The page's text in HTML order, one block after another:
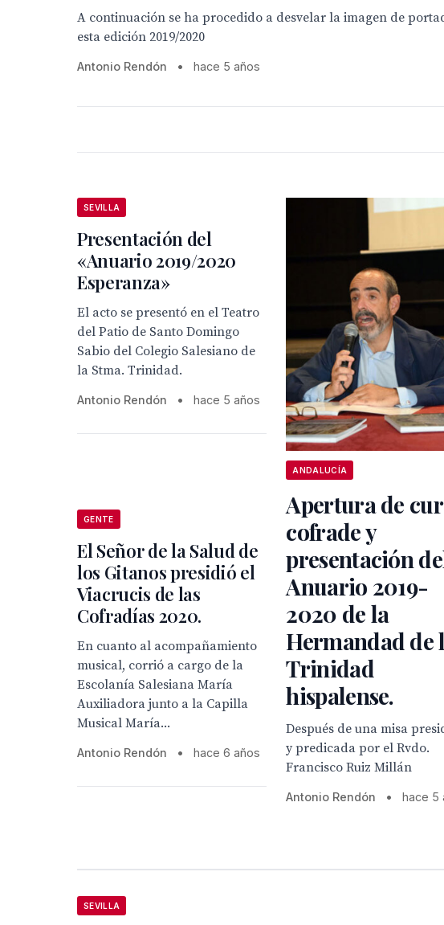
A continuación se ha procedido a desvelar la imagen de
esta edición 2019/2020
Antonio Rendón • hace 5 años
SEVILLA
Presentación del
«Anuario 2019/2020
Esperanza»
El acto se presentó en el Teatro
del Patio de Santo Domingo
Sabio del Colegio Salesiano de
la Stma. Trinidad.
Antonio Rendón • hace 5 años
ANDALUCÍA
Apertura de
cofrade y
presentación
Anuario 2019-
2020 de la
Hermandad de
Trinidad
hispalense.
Después de una misa
y predicada por el Rvdo.
Francisco Ruiz Millán
Antonio Rendón • hace 5
GENTE
El Señor de la Salud de
los Gitanos presidió el
Viacrucis de las
Cofradías 2020.
En cuanto al acompañamiento
musical, corrió a cargo de la
Escolanía Salesiana María
Auxiliadora junto a la Capilla
Musical María...
Antonio Rendón • hace 6 años
SEVILLA